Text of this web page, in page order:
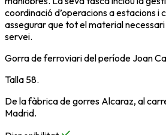
coordinació d’operacions a estacions i
assegurar que tot el material
servei.
Gorra de ferroviari del període Joan
Talla 58.
De la fàbrica de gorres Alcaraz, al
Madrid.